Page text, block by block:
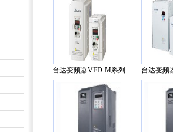
台达变频器VFD-M系列 台达变频